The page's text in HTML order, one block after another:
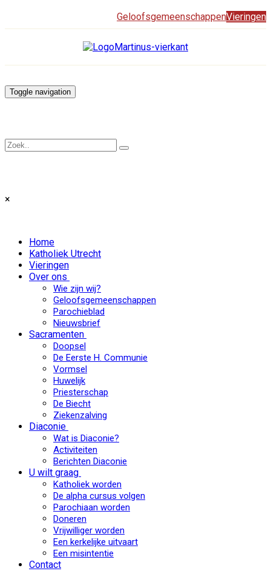
GeloofsgemeenschappenVieringen
Toggle navigation
×
Home
Katholiek Utrecht
Vieringen
Over ons
Wie zijn wij?
Geloofsgemeenschappen
Parochieblad
Nieuwsbrief
Sacramenten
Doopsel
De Eerste H. Communie
Vormsel
Huwelijk
Priesterschap
De Biecht
Ziekenzalving
Diaconie
Wat is Diaconie?
Activiteiten
Berichten Diaconie
U wilt graag
Katholiek worden
De alpha cursus volgen
Parochiaan worden
Doneren
Vrijwilliger worden
Een kerkelijke uitvaart
Een misintentie
Contact